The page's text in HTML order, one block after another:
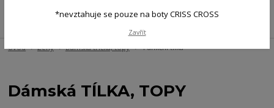
Úvod Ženy Dámská trička, topy Funkční tílka
Dámská TÍLKA, TOPY
*nevztahuje se pouze na boty CRISS CROSS
Zavřít